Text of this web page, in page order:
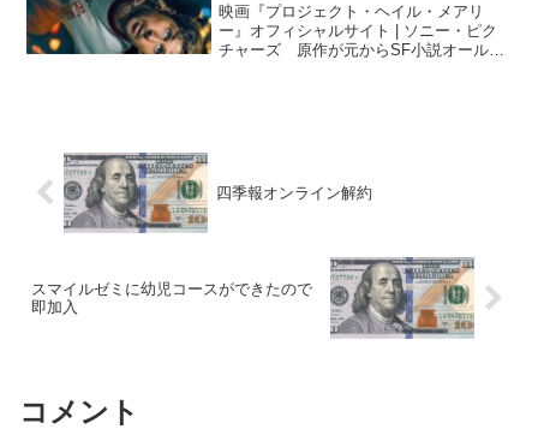
映画『プロジェクト・ヘイル・メアリ
ー』オフィシャルサイト | ソニー・ピク
チャーズ 原作が元からSF小説オールタ
四季報オンライン解約
スマイルゼミに幼児コースができたので
即加入
コメント